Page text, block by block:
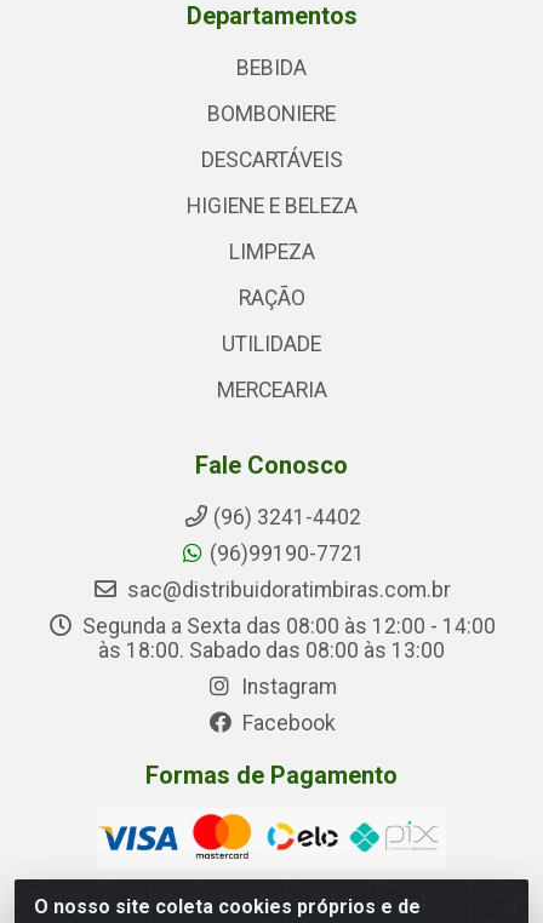
O nosso site coleta cookies próprios e de
Departamentos
BEBIDA
BOMBONIERE
DESCARTÁVEIS
HIGIENE E BELEZA
LIMPEZA
RAÇÃO
UTILIDADE
MERCEARIA
Fale Conosco
(96) 3241-4402
(96)99190-7721
sac@distribuidoratimbiras.com.br
Segunda a Sexta das 08:00 às 12:00 - 14:00
às 18:00. Sabado das 08:00 às 13:00
Instagram
Facebook
Formas de Pagamento